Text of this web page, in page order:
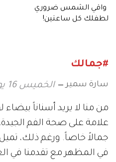
واقي الشمس ضروري
لطفلك كل ساعتين!
#جمالك
سارة سمير الخميس 16 يونيو 2022 14:53
من منا لا يريد أسناناً
علامة على صحة الفم
جمالاً خاصاً. ورغم ذلك، تميل
في المظهر مع تقدمنا في